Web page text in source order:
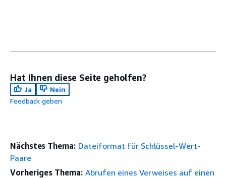
Hat Ihnen diese Seite geholfen?
Ja
Nein
Feedback geben
Nächstes Thema: Dateiformat für Schlüssel-Wert-
Paare
Vorheriges Thema: Abrufen eines Verweises auf einen